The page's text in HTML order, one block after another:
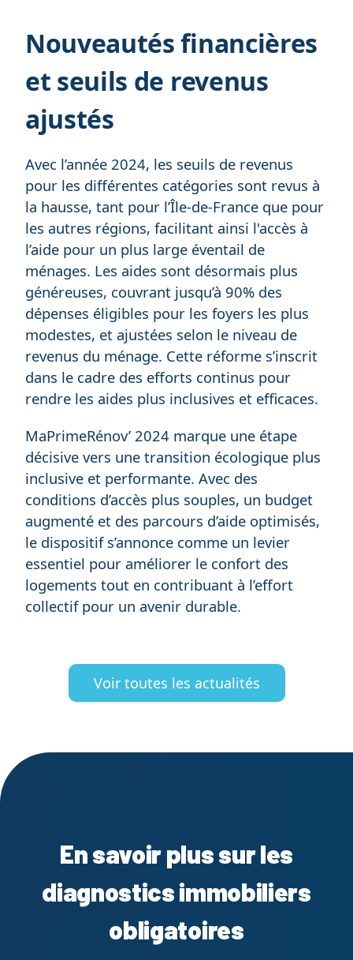
Nouveautés financières
et seuils de revenus
ajustés
Avec l’année 2024, les seuils de revenus
pour les différentes catégories sont revus à
la hausse, tant pour l’Île-de-France que pour
les autres régions, facilitant ainsi l'accès à
l’aide pour un plus large éventail de
ménages. Les aides sont désormais plus
généreuses, couvrant jusqu’à 90% des
dépenses éligibles pour les foyers les plus
modestes, et ajustées selon le niveau de
revenus du ménage. Cette réforme s’inscrit
dans le cadre des efforts continus pour
rendre les aides plus inclusives et efficaces.
MaPrimeRénov’ 2024 marque une étape
décisive vers une transition écologique plus
inclusive et performante. Avec des
conditions d’accès plus souples, un budget
augmenté et des parcours d’aide optimisés,
le dispositif s’annonce comme un levier
essentiel pour améliorer le confort des
logements tout en contribuant à l’effort
collectif pour un avenir durable.
Voir toutes les actualités
En savoir plus sur les
diagnostics immobiliers
obligatoires